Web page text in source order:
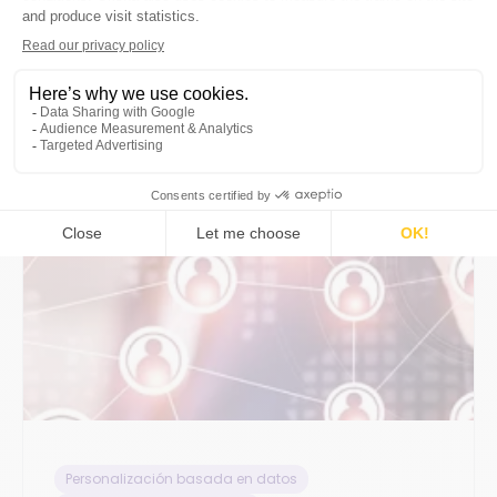
ByOrisha Commerce
Personalización basada en datos